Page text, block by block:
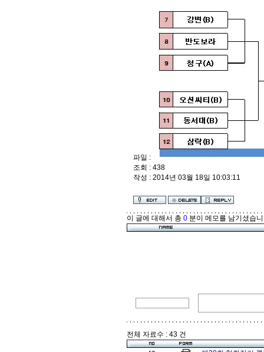
파일 :
조회 : 438
작성 : 2014년 03월 18일 10:03:11
이 글에 대해서 총 0 분이 메모를 남기셨습
전체 자료수 : 43 건